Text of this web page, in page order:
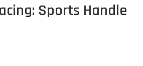
Sports Handle